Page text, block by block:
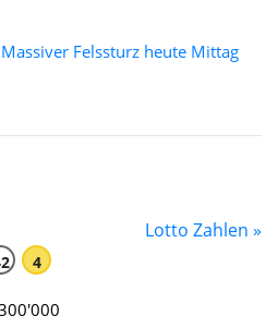
Felssturz heute Mittag
Lotto Zahlen »
4